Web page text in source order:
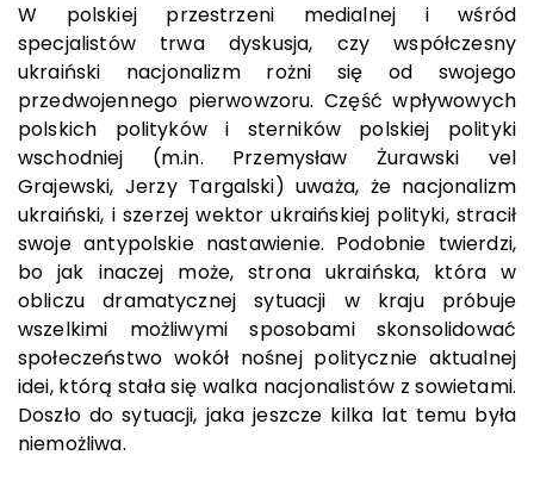
W polskiej przestrzeni medialnej i wśród
specjalistów trwa dyskusja, czy współczesny
ukraiński nacjonalizm rożni się od swojego
przedwojennego pierwowzoru. Część wpływowych
polskich polityków i sterników polskiej polityki
wschodniej (m.in. Przemysław Żurawski vel
Grajewski, Jerzy Targalski) uważa, że nacjonalizm
ukraiński, i szerzej wektor ukraińskiej polityki, stracił
swoje antypolskie nastawienie. Podobnie twierdzi,
bo jak inaczej może, strona ukraińska, która w
obliczu dramatycznej sytuacji w kraju próbuje
wszelkimi możliwymi sposobami skonsolidować
społeczeństwo wokół nośnej politycznie aktualnej
idei, którą stała się walka nacjonalistów z sowietami.
Doszło do sytuacji, jaka jeszcze kilka lat temu była
niemożliwa.